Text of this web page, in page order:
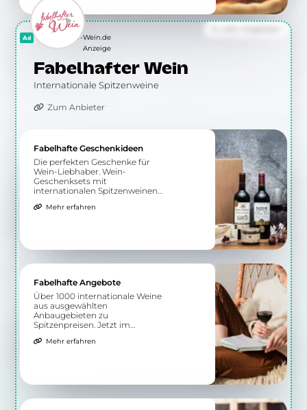
Fabelhafter Wein
Internationale Spitzenweine
Zum Anbieter
Fabelhafter-Wein.de
Anzeige
Fabelhafte Geschenkideen
Die perfekten Geschenke für
Wein-Liebhaber. Wein-
Geschenksets mit
internationalen Spitzenweinen
Jetzt verschenken!
Mehr erfahren
Fabelhafte Angebote
Über 1000 internationale Weine
aus ausgewählten
Anbaugebieten zu
Spitzenpreisen. Jetzt im
Mehr erfahren